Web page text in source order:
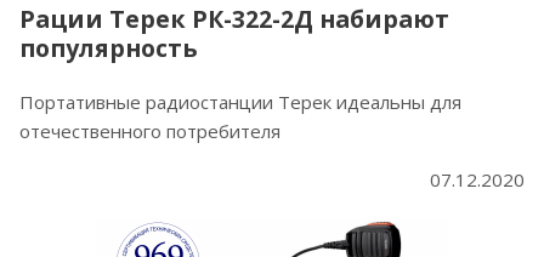
Рации Терек РК-322-2Д набирают
популярность
Портативные радиостанции Терек идеальны для
отечественного потребителя
07.12.2020